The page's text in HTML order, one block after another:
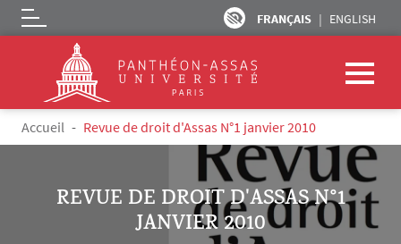
Aller au contenu principal
FRANÇAIS ENGLISH
Logo
Fil d'Ariane
Accueil Revue de droit d'Assas N°1 janvier 2010
REVUE DE DROIT D'ASSAS N°1
JANVIER 2010